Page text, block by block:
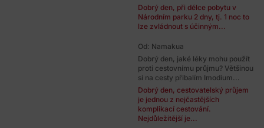
Dobrý den, při délce pobytu v
Národním parku 2 dny, tj. 1 noc to
lze zvládnout s účinným...
Od: Namakua
Dobrý den, jaké léky mohu použít
proti cestovnímu průjmu? Většinou
si na cesty přibalím Imodium...
Dobrý den, cestovatelský průjem
je jednou z nejčastějších
komplikací cestování.
Nejdůležitější je...